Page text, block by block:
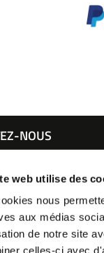
web utilise des
nous
aux médias
de notre site
celles-ci avec
NOUS
:05 63 42